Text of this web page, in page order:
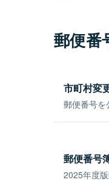
郵便番
市町村変
郵便番号を
郵便番号
2025年度